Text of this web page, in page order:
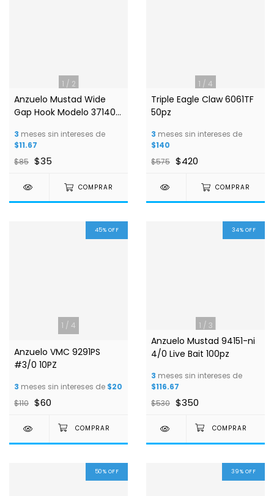
1 / 2
Anzuelo Mustad Wide
Gap Hook Modelo 37140-
3 meses sin intereses de
$11.67
$85 $35
COMPRAR
1 / 4
Triple Eagle Claw 6061TF
50pz
3 meses sin intereses de
$140
$575 $420
COMPRAR
1 / 4
45% OFF
Anzuelo VMC 9291PS
#3/0 10PZ
3 meses sin intereses de $20
$110 $60
1 / 3
34% OFF
Anzuelo Mustad 94151-ni
4/0 Live Bait 100pz
3 meses sin intereses de
$116.67
$530 $350
50% OFF 39% OFF